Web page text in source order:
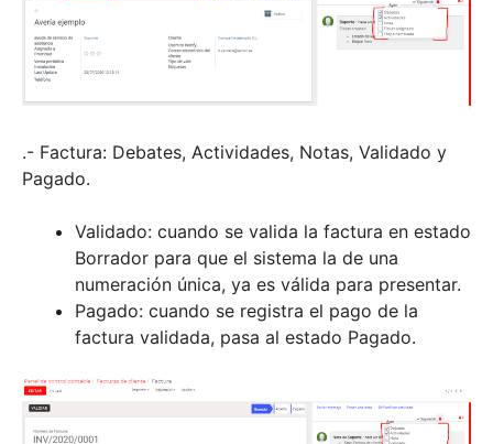
.- Factura: Debates, Actividades, Notas, Validado y
Pagado.
Validado: cuando se valida la factura en estado
Borrador para que el sistema la de una
numeración única, ya es válida para presentar.
Pagado: cuando se registra el pago de la
factura validada, pasa al estado Pagado.